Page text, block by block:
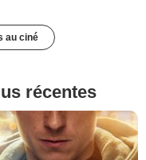
au ciné
récentes